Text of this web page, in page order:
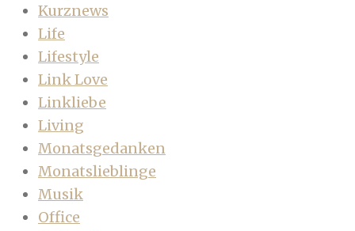
Kurznews
Life
Lifestyle
Link Love
Linkliebe
Living
Monatsgedanken
Monatslieblinge
Musik
Office